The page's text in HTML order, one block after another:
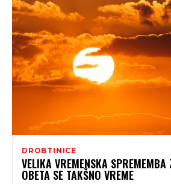
DROBTINICE
VELIKA VREMENSKA
OBETA SE TAKŠNO VREME